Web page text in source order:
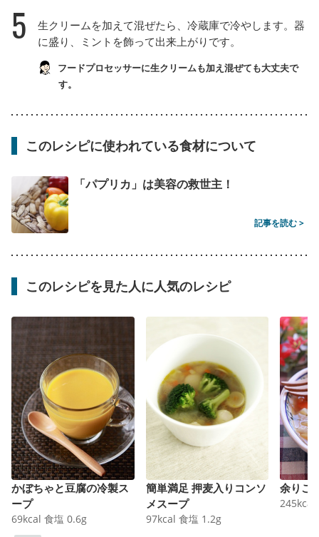
5
生クリームを加えて混ぜたら、冷蔵庫で冷やします。器
に盛り、ミントを飾って出来上がりです。
フードプロセッサーに生クリームも加え混ぜても大丈夫で
す。
このレシピに使われている食材について
「パプリカ」は美容の救世主！
記事を読む >
このレシピを見た人に人気のレシピ
かぼちゃと豆腐の冷製ス
ープ
69kcal 食塩 0.6g
簡単満足 押麦入りコンソ
メスープ
97kcal 食塩 1.2g
余りご
245kcal